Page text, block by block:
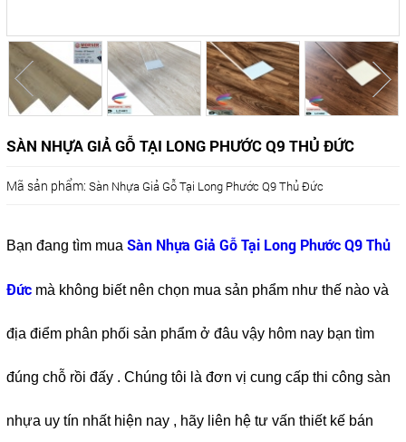
SÀN NHỰA GIẢ GỖ TẠI LONG PHƯỚC Q9 THỦ ĐỨC
Mã sản phẩm: Sàn Nhựa Giả Gỗ Tại Long Phước Q9 Thủ Đức
Bạn đang tìm mua Sàn Nhựa Giả Gỗ Tại Long Phước Q9 Thủ
Đứcmà không biết nên chọn mua sản phẩm như thế nào và
địa điểm phân phối sản phẩm ở đâu vậy hôm nay bạn tìm
đúng chỗ rồi đấy . Chúng tôi là đơn vị cung cấp thi công sàn
nhựa uy tín nhất hiện nay , hãy liên hệ tư vấn thiết kế bán